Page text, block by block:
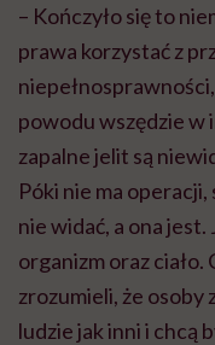
– Kończyło się to
prawa korzystać z
powodu wszędzie
zapalne jelit są
Póki nie ma
nie widać, a ona jest.
organizm oraz ciało.
zrozumieli, że osoby
ludzie jak inni i chcą